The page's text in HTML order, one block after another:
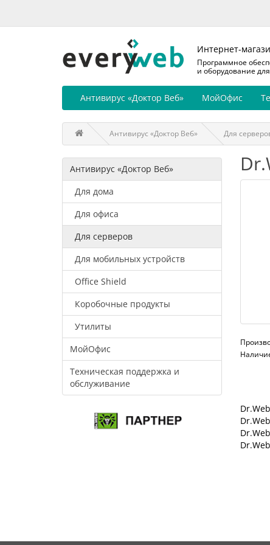
Интернет-
Программное
и оборудование
Антивирус «Доктор Веб» МойОфис
Антивирус «Доктор Веб» Для
Антивирус «Доктор Веб»
Для дома
Для офиса
Для серверов
Для мобильных устройств
Office Shield
Коробочные продукты
Утилиты
МойОфис
Техническая поддержка и
обслуживание